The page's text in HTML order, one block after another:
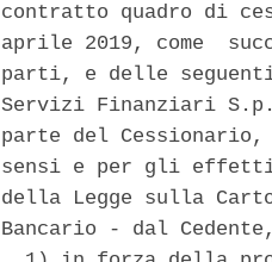
contratto quadro di
aprile 2019, come
parti, e delle
Servizi Finanziari
parte del
sensi e per gli
della Legge sulla
Bancario - dal